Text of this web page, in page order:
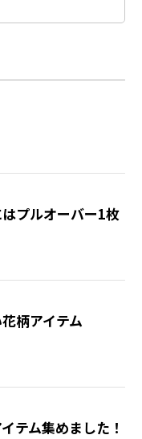
プルオーバー1枚
柄アイテム
テム集めました！